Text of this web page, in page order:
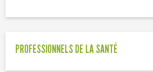
PROFESSIONNELS DE LA SANTÉ